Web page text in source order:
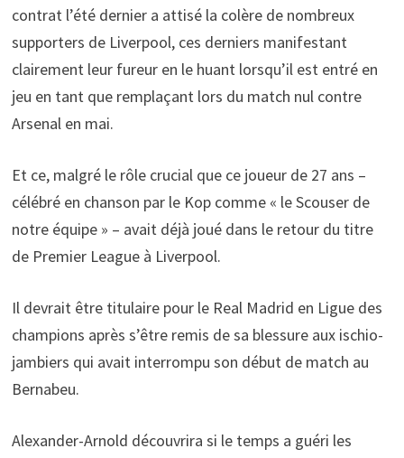
contrat l’été dernier a attisé la colère de nombreux
supporters de Liverpool, ces derniers manifestant
clairement leur fureur en le huant lorsqu’il est entré en
jeu en tant que remplaçant lors du match nul contre
Arsenal en mai.
Et ce, malgré le rôle crucial que ce joueur de 27 ans –
célébré en chanson par le Kop comme « le Scouser de
notre équipe » – avait déjà joué dans le retour du titre
de Premier League à Liverpool.
Il devrait être titulaire pour le Real Madrid en Ligue des
champions après s’être remis de sa blessure aux ischio-
jambiers qui avait interrompu son début de match au
Bernabeu.
Alexander-Arnold découvrira si le temps a guéri les